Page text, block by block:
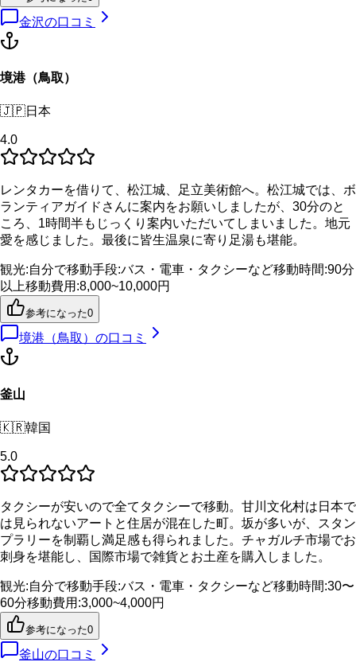
金沢の口コミ
境港（鳥取）
🇯🇵日本
4.0
レンタカーを借りて、松江城、足立美術館へ。松江城では、ボ
ランティアガイドさんに案内をお願いしましたが、30分のと
ころ、1時間半もじっくり案内いただいてしまいました。地元
愛を感じました。最後に皆生温泉に寄り足湯も堪能。
観光:自分で移動手段:バス・電車・タクシーなど移動時間:90分
以上移動費用 :8,000~10,000円
参考になった0
境港（鳥取） の口コミ
釜山
🇰🇷韓国
5.0
タクシーが安いので全てタクシーで移動。甘川文化村は日本で
は見られないアートと住居が混在した町。坂が多いが、スタン
プラリーを制覇し満足感も得られました。チャガルチ市場でお
刺身を堪能し、国際市場で雑貨とお土産を購入しました。
観光:自分で移動手段:バス・電車・タクシーなど移動時間:30〜
60分移動費用 :3,000~4,000円
参考になった0
釜山の口コミ